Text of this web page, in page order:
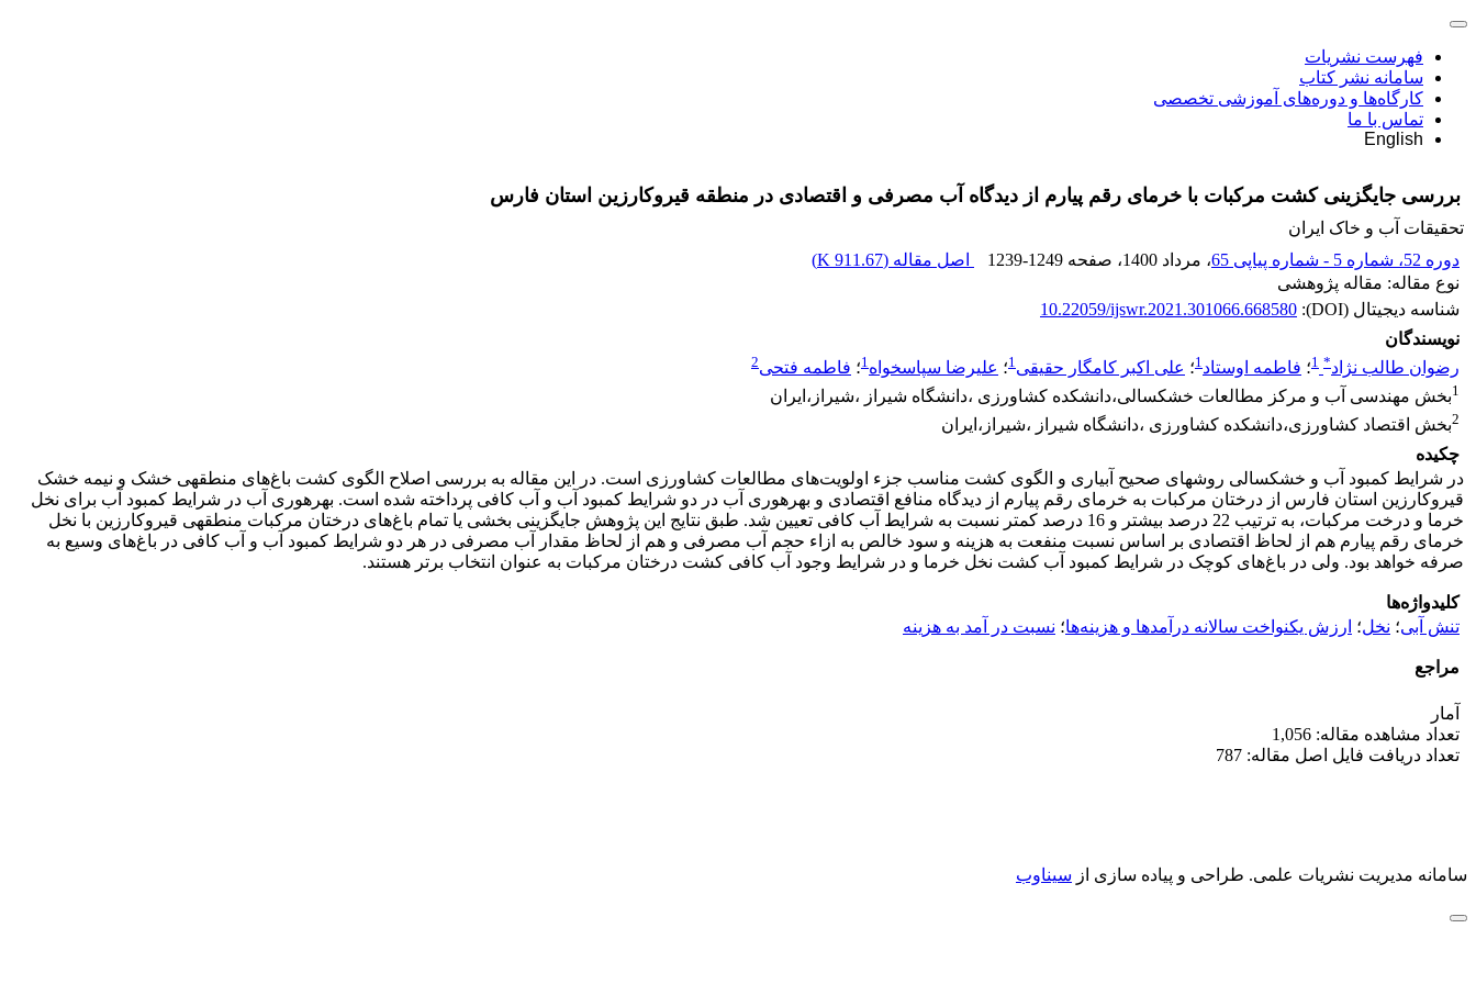
فهرست نشریات
سامانه نشر کتاب
کارگاه‌ها و دوره‌های آموزشی تخصصی
تماس با ما
English
بررسی جایگزینی کشت مرکبات با خرمای رقم پیارم از دیدگاه آب مصرفی و اقتصادی در منطقه قیروکارزین استان فارس
تحقیقات آب و خاک ایران
دوره 52، شماره 5 - شماره پیاپی 65
، مرداد 1400 ، صفحه 1239-1249 اصل مقاله (911.67 K
)
نوع مقاله: مقاله پژوهشی
شناسه دیجیتال (DOI):
10.22059/ijswr.2021.301066.668580
نویسندگان
رضوان طالب نژاد*
1؛ فاطمه اوستاد1؛ علی اکبر کامگار حقیقی1؛ علیرضا سپاسخواه1؛ فاطمه فتحی2
1بخش مهندسی آب و مرکز مطالعات خشکسالی،دانشکده کشاورزی ،دانشگاه شیراز ،شیراز،ایران
2بخش اقتصاد کشاورزی،دانشکده کشاورزی ،دانشگاه شیراز ،شیراز،ایران
چکیده
در شرایط کمبود آب و خشکسالی روش­های صحیح آبیاری و الگوی کشت مناسب جزء اولویت‌های مطالعات کشاورزی است. در این مقاله به بررسی اصلاح الگوی کشت باغ‌های منطقه­ی خشک و نیمه خشک
قیر­و­کارزین استان فارس از درختان مرکبات به خرمای رقم پیارم از دیدگاه منافع اقتصادی و بهره­وری آب در دو شرایط کمبود آب و آب کافی پرداخته شده است. بهره­وری آب در شرایط کمبود آب برای نخل
خرما و درخت مرکبات، به ترتیب 22 درصد بیشتر و 16 درصد کمتر نسبت به شرایط آب کافی تعیین شد. طبق نتایج این پژوهش جایگزینی بخشی یا تمام باغ‌های درختان مرکبات منطقه­ی قیروکارزین با نخل
خرمای رقم پیارم هم از لحاظ اقتصادی بر اساس نسبت منفعت به هزینه و سود خالص به ازاء حجم آب مصرفی و هم از لحاظ مقدار آب مصرفی در هر دو شرایط کمبود آب و آب کافی در باغ‌های وسیع به
صرفه خواهد بود. ولی در باغ‌های کوچک در شرایط کمبود آب کشت نخل خرما و در شرایط وجود آب کافی کشت درختان مرکبات به عنوان انتخاب برتر هستند.
کلیدواژه‌ها
تنش آبی؛ نخل؛ ارزش یکنواخت سالانه درآمد‌ها و هزینه‌ها؛ نسبت در آمد به هزینه
مراجع
آمار
تعداد مشاهده مقاله: 1,056
تعداد دریافت فایل اصل مقاله: 787
سامانه مدیریت نشریات علمی. طراحی و پیاده سازی از سیناوب